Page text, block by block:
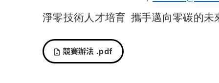
淨零技術人才培育 攜手邁向零碳的未
競賽辦法 .pdf